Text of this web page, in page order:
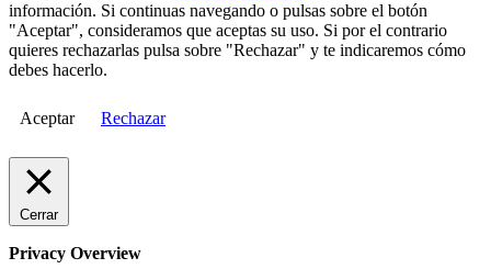
información. Si continuas navegando o pulsas sobre el botón
"Aceptar", consideramos que aceptas su uso. Si por el contrario
quieres rechazarlas pulsa sobre "Rechazar" y te indicaremos cómo
debes hacerlo.
Aceptar Rechazar
Cerrar
Privacy Overview